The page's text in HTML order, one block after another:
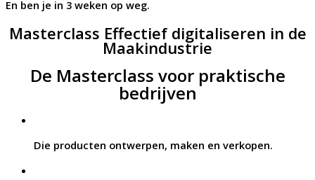
En ben je in 3 weken op weg.
Masterclass Effectief digitaliseren in de
Maakindustrie
De Masterclass voor praktische
bedrijven
Die producten ontwerpen, maken en verkopen.